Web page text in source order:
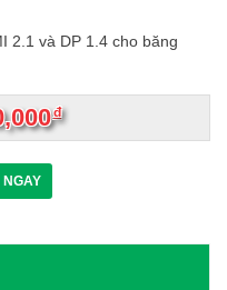
2.1 và DP 1.4 cho băng
đ
NGAY